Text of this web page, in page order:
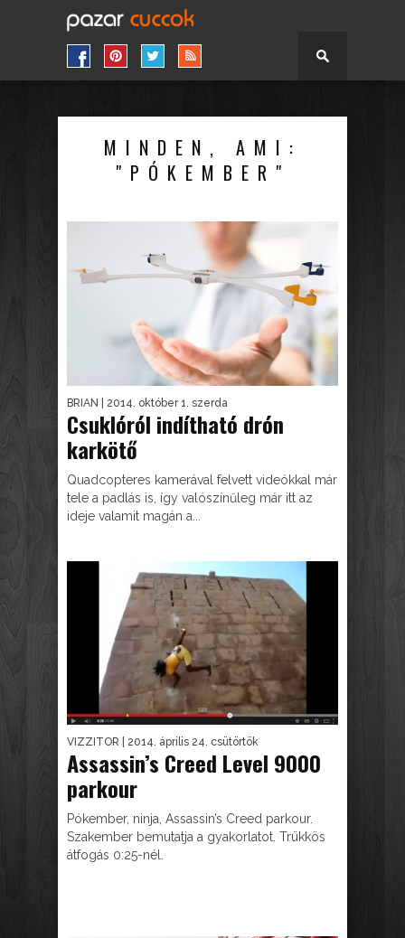
MINDEN, AMI:
"PÓKEMBER"
BRIAN | 2014. október 1. szerda
Csuklóról indítható drón
karkötő
Quadcopteres kamerával felvett videókkal már
tele a padlás is, így valószínűleg már itt az
ideje valamit magán a...
VIZZITOR | 2014. április 24. csütörtök
Assassin’s Creed Level 9000
parkour
Pókember, ninja, Assassin’s Creed parkour.
Szakember bemutatja a gyakorlatot. Trükkös
átfogás 0:25-nél.